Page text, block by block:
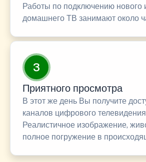
Работы по подключению нового
домашнего ТВ занимают около
3
Приятного просмотра
В этот же день Вы получите
каналов цифрового
Реалистичное изображение,
полное погружение в